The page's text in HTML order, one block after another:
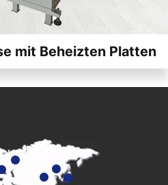
mit Beheizten Platten